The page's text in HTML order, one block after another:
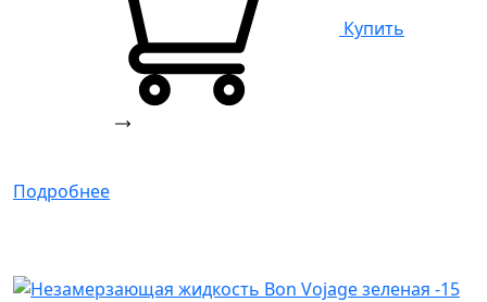
Купить
Подробнее